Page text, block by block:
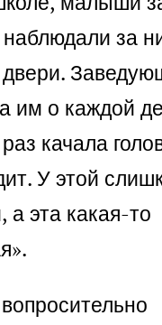
за
им о каждой
качала
У этой
эта какая-то